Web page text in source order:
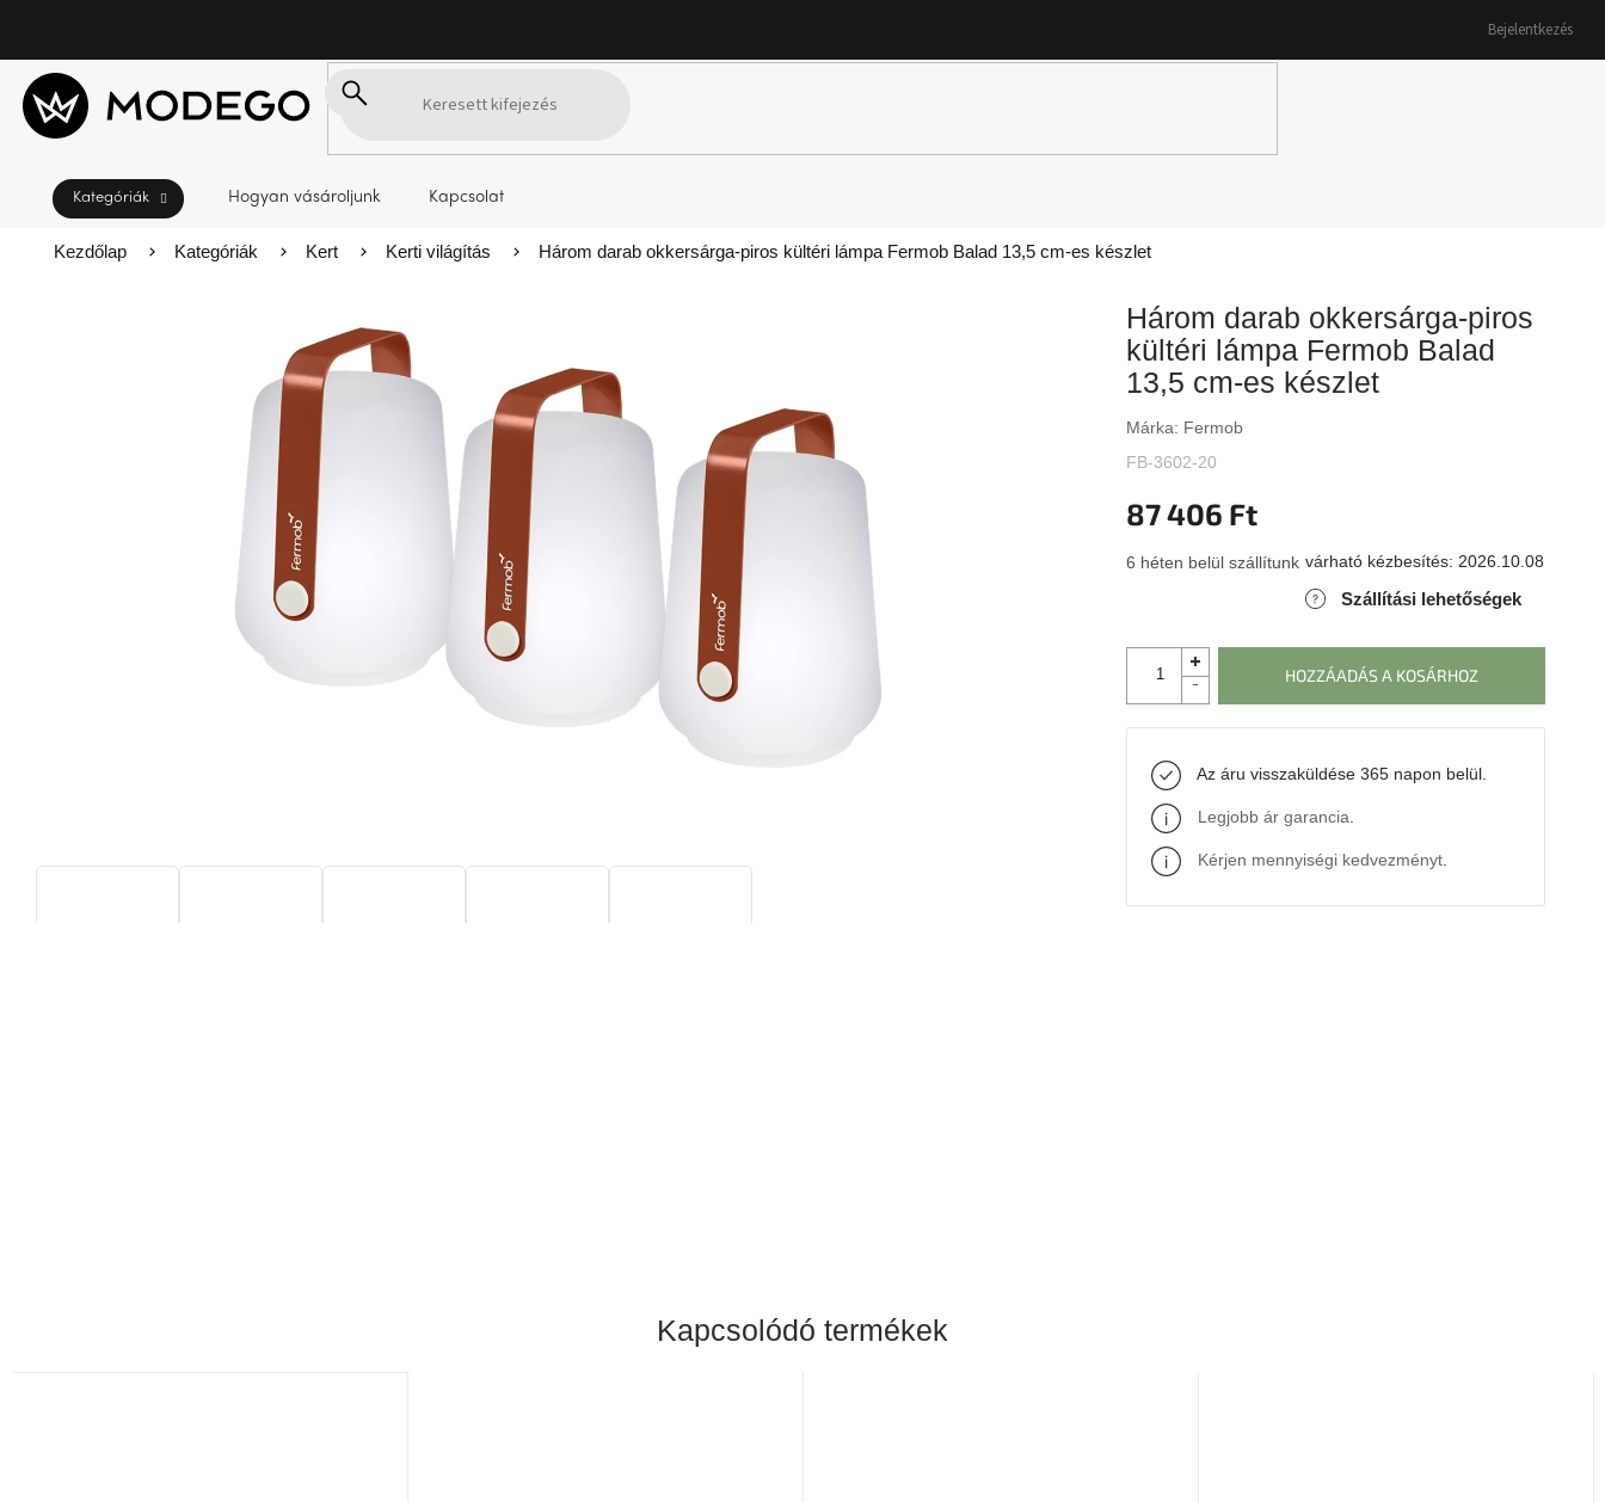
fő
tartalomhoz
Bejelentkezés
Hogyan vásároljunk Kapcsolat
Kezdőlap Kategóriák Kert Kerti világítás Három darab okkersárga-piros kültéri lámpa Fermob Balad 13,5 cm-es készlet
Három darab okkersárga-piros
kültéri lámpa Fermob Balad
13,5 cm-es készlet
Márka: Fermob
FB-3602-20
87 406 Ft
6 héten belül szállítunk várható kézbesítés: 2026.10.08
Szállítási lehetőségek
HOZZÁADÁS A KOSÁRHOZ
Az áru visszaküldése 365 napon belül.
Legjobb ár garancia
Kérjen mennyiségi kedvezményt.
Kapcsolódó termékek